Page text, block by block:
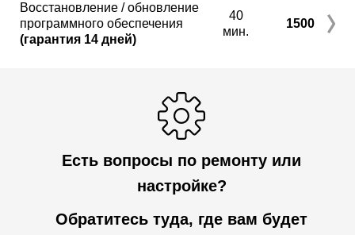
Восстановление / обновление
программного обеспечения
(гарантия 14 дней)
40
мин.
1500
Есть вопросы по ремонту или
настройке?
Обратитесь туда, где вам будет